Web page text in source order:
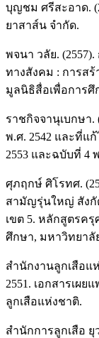
บุญชม ศรีสะอาด.
ยาสาส์น จำกัด.
พจนา วลัย.
ทางสังคม : การสร้
มูลนิธิสื่อเพื่อการ
ราชกิจจานุเบกษา
พ.ศ. 2542 และที่แ
2553 และฉบับที่ 4
ศุภฤกษ์ ศิโรทศ.
สามัญรุ่นใหญ่ สังกั
เขต 5. หลักสูตรค
ศึกษา, มหาวิทยา
สํานักงานลูกเสือแ
2551. เอกสารเผ
ลูกเสือแห่งชาติ.
สำนักการลูกเสือ ยุ